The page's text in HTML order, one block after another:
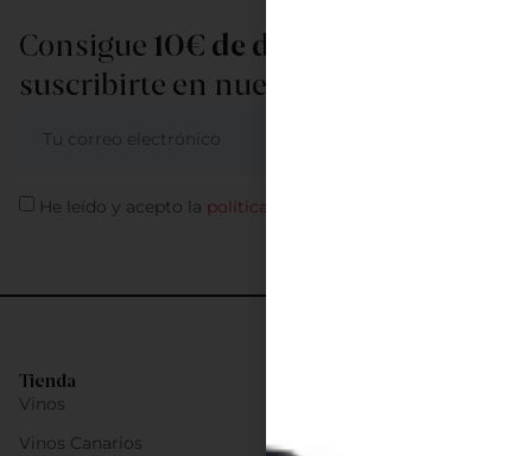
Tienda
Vinos
Vinos Canarios
Consigue 10€ de descuento
suscribirte en nuestra newsletter
He leído y acepto la política de privacidad